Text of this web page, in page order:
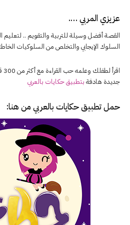
عزيزي المربي ….
القصة أفضل وسيلة للتربية والتقويم ..
السلوك الإيجابي والتخلص من السلوكيات
جديدة هادفة بتطبيق حكايات بالعربي
حمل تطبيقحكايات بالعربي من هنا: